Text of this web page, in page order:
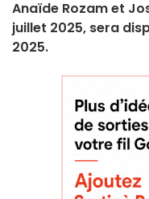
Anaïde Rozam et
juillet 2025, sera
2025.